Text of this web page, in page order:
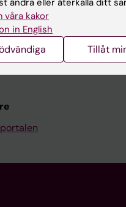
våra kakor
in English
Tillåt